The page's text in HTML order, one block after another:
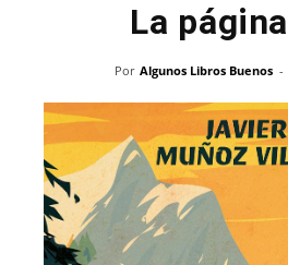
La
Por Algunos Libros Buenos -